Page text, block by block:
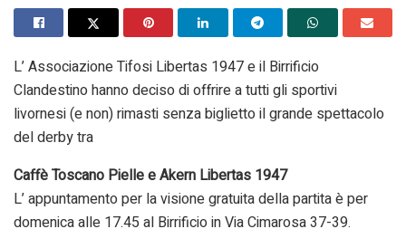
L’ Associazione Tifosi Libertas 1947 e il Birrificio
Clandestino hanno deciso di offrire a tutti gli sportivi
livornesi (e non) rimasti senza biglietto il grande spettacolo
del derby tra
Caffè Toscano Pielle e Akern Libertas 1947
L’ appuntamento per la visione gratuita della partita è per
domenica alle 17.45 al Birrificio in Via Cimarosa 37-39.